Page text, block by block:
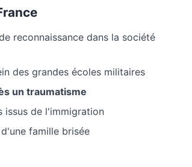
reconnaissance dans la société
des grandes écoles militaires
un traumatisme
issus de l'immigration
famille brisée